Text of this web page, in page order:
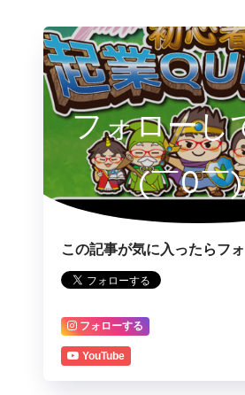
フォローし
(￣0￣
この記事が気に入ったらフ
フォローする
YouTube